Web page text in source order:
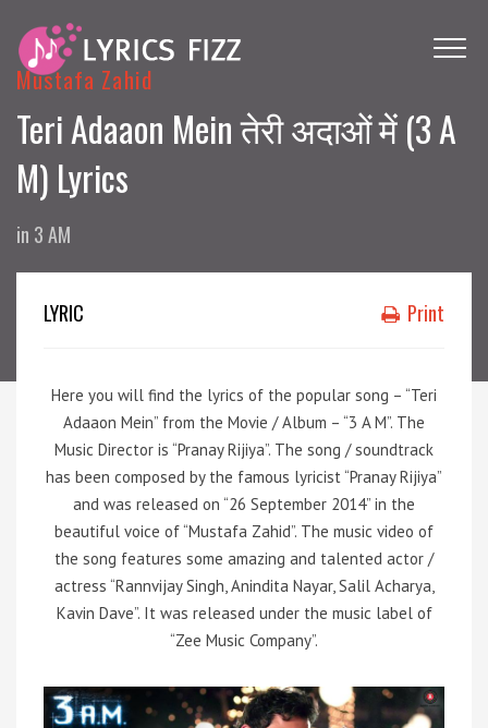
Mustafa Zahid
Teri Adaaon Mein तेरी अदाओं में (3 A
M) Lyrics
in 3 AM
LYRIC Print
Here you will find the lyrics of the popular song – “Teri
Adaaon Mein” from the Movie / Album – “3 A M”. The
Music Director is “Pranay Rijiya”. The song / soundtrack
has been composed by the famous lyricist “Pranay Rijiya”
and was released on “26 September 2014” in the
beautiful voice of “Mustafa Zahid”. The music video of
the song features some amazing and talented actor /
actress “Rannvijay Singh, Anindita Nayar, Salil Acharya,
Kavin Dave”. It was released under the music label of
“Zee Music Company”.